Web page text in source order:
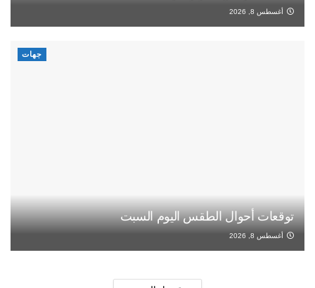
أغسطس 8, 2026
جهات
توقعات أحوال الطقس اليوم السبت
أغسطس 8, 2026